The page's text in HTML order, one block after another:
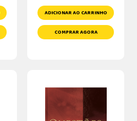
ADICIONAR AO CARRINHO
COMPRAR AGORA